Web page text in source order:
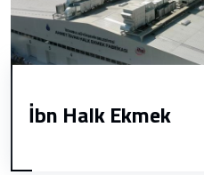
İbn Halk Ekmek